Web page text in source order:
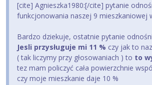
[cite] Agnieszka1980:[/cite] pytanie
funkcjonowania naszej 9 mieszkaniowej
Bardzo dziekuje, ostatnie pytanie
Jesli przysługuje mi 11 % czy jak to
( tak liczymy przy głosowaniach ) to to
tez mam policzyć cała powierzchnie
czy moje mieszkanie daje 10 %